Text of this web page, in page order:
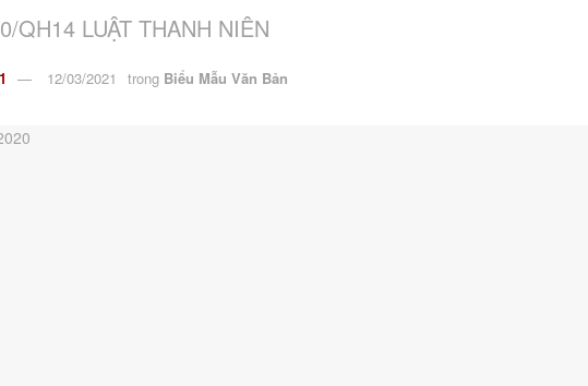
QH14 LUẬT THANH NIÊN
12/03/2021 trong Biểu Mẫu Văn Bản